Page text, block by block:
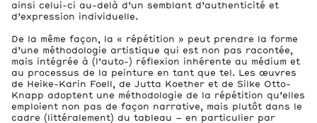
ainsi celui-ci au-delà d’un semblant d’authenticité et
d’expression individuelle.
De la même façon, la « répétition » peut prendre la forme
d’une méthodologie artistique qui est non pas racontée,
mais intégrée à (l’auto-) réflexion inhérente au médium et
au processus de la peinture en tant que tel. Les œuvres
de Heike-Karin Foell, de Jutta Koether et de Silke Otto-
Knapp adoptent une méthodologie de la répétition qu’elles
emploient non pas de façon narrative, mais plutôt dans le
cadre (littéralement) du tableau – en particulier par